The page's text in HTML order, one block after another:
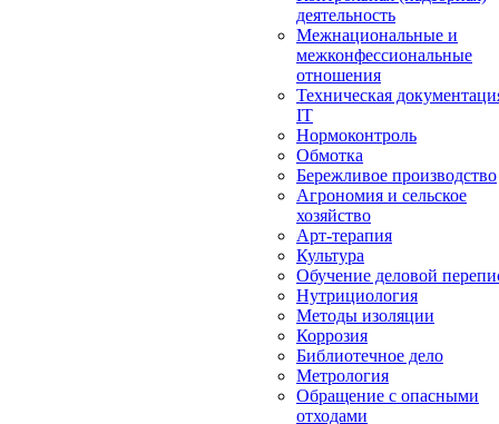
деятельность
Межнациональные и
межконфессиональные
отношения
Техническая
IT
Нормоконтроль
Обмотка
Бережливое производство
Агрономия и сельское
хозяйство
Арт-терапия
Культура
Обучение деловой
Нутрициология
Методы изоляции
Коррозия
Библиотечное дело
Метрология
Обращение с опасными
отходами